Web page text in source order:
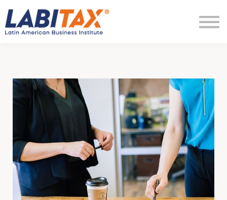
LabitaxVIP
Diamond
Regístrate
Ingresar